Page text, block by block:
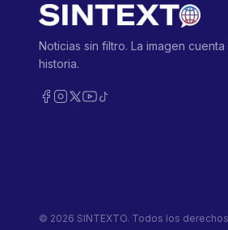
Noticias sin filtro. La imagen cuenta
historia.
© 2026 SINTEXTO. Todos los